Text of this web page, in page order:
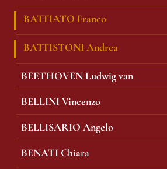
BATTIATO Franco
BATTISTONI Andrea
BEETHOVEN Ludwig van
BELLINI Vincenzo
BELLISARIO Angelo
BENATI Chiara